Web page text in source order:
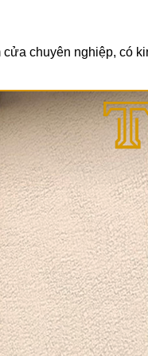
chuyên nghiệp, có